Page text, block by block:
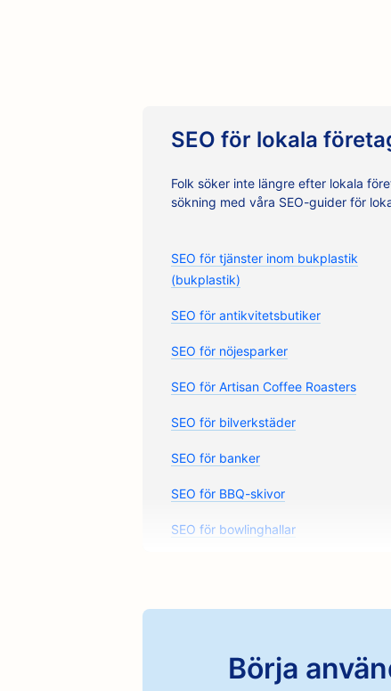
SEO för lokala
Folk söker inte längre efter lokala
sökning med våra SEO-guider för
SEO för tjänster inom bukplastik
(bukplastik)
SEO för antikvitetsbutiker
SEO för nöjesparker
SEO för Artisan Coffee Roasters
SEO för bilverkstäder
SEO för banker
SEO för BBQ-skivor
SEO för bowlinghallar
Börja